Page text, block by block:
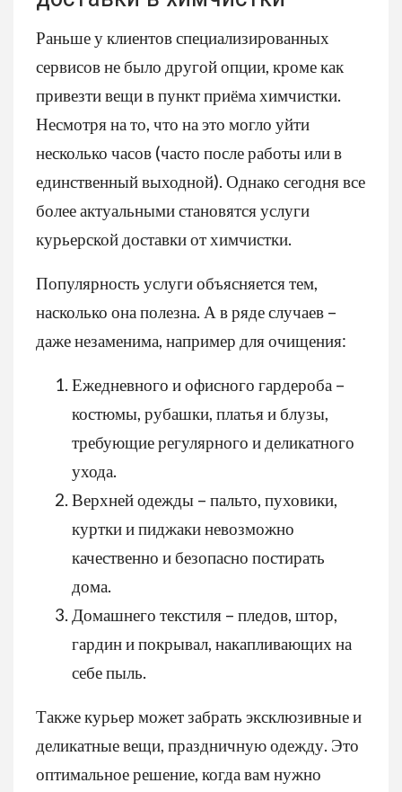
Раньше у клиентов специализированных
сервисов не было другой опции, кроме как
привезти вещи в пункт приёма химчистки.
Несмотря на то, что на это могло уйти
несколько часов (часто после работы или в
единственный выходной). Однако сегодня все
более актуальными становятся услуги
курьерской доставки от химчистки.
Популярность услуги объясняется тем,
насколько она полезна. А в ряде случаев –
даже незаменима, например для очищения:
Ежедневного и офисного гардероба –
костюмы, рубашки, платья и блузы,
требующие регулярного и деликатного
ухода.
Верхней одежды – пальто, пуховики,
куртки и пиджаки невозможно
качественно и безопасно постирать
дома.
Домашнего текстиля – пледов, штор,
гардин и покрывал, накапливающих на
себе пыль.
Также курьер может забрать эксклюзивные и
деликатные вещи, праздничную одежду. Это
оптимальное решение, когда вам нужно